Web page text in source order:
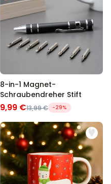
8-in-1 Magnet-
Schraubendreher Stift
9,99 €13,99 € -29%